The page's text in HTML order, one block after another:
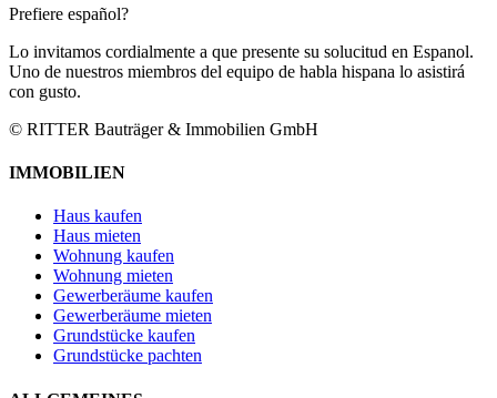
Prefiere español?
Lo invitamos cordialmente a que presente su solucitud en Espanol.
Uno de nuestros miembros del equipo de habla hispana lo asistirá
con gusto.
© RITTER Bauträger & Immobilien GmbH
IMMOBILIEN
Haus kaufen
Haus mieten
Wohnung kaufen
Wohnung mieten
Gewerberäume kaufen
Gewerberäume mieten
Grundstücke kaufen
Grundstücke pachten